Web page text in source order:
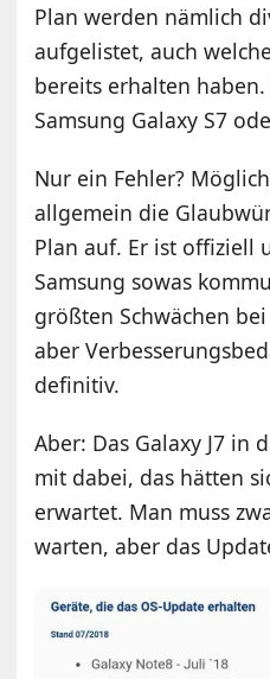
Plan werden nämlich
aufgelistet, auch
bereits erhalten
Samsung Galaxy S7
Nur ein Fehler?
allgemein die
Plan auf. Er ist offiziell
Samsung sowas
größten Schwächen
aber
definitiv.
Aber: Das Galaxy J7 in
mit dabei, das hätten
erwartet. Man muss
warten, aber das